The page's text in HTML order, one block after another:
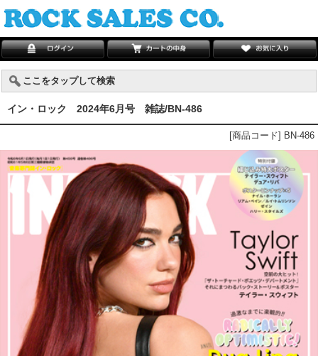
ここをタップして検索
イン・ロック 2024年6月号 雑誌/BN-486
[商品コード] BN-486